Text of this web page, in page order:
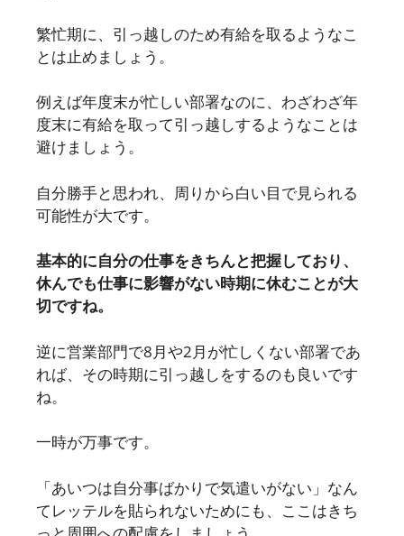
繁忙期に、引っ越しのため有給を取るようなこ
とは止めましょう。
例えば年度末が忙しい部署なのに、わざわざ年
度末に有給を取って引っ越しするようなことは
避けましょう。
自分勝手と思われ、周りから白い目で見られる
可能性が大です。
基本的に自分の仕事をきちんと把握しており、
休んでも仕事に影響がない時期に休むことが大
切ですね。
逆に営業部門で8月や2月が忙しくない部署であ
れば、その時期に引っ越しをするのも良いです
ね。
一時が万事です。
「あいつは自分事ばかりで気遣いがない」なん
てレッテルを貼られないためにも、ここはきち